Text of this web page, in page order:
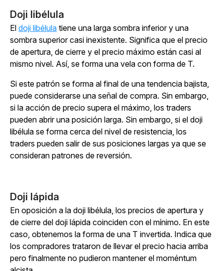
Doji libélula
El doji libélula tiene una larga sombra inferior y una
sombra superior casi inexistente. Significa que el precio
de apertura, de cierre y el precio máximo están casi al
mismo nivel. Así, se forma una vela con forma de T.
Si este patrón se forma al final de una tendencia bajista,
puede considerarse una señal de compra. Sin embargo,
si la acción de precio supera el máximo, los traders
pueden abrir una posición larga. Sin embargo, si el doji
libélula se forma cerca del nivel de resistencia, los
traders pueden salir de sus posiciones largas ya que se
consideran patrones de reversión.
Doji lápida
En oposición a la doji libélula, los precios de apertura y
de cierre del doji lápida coinciden con el mínimo. En este
caso, obtenemos la forma de una T invertida. Indica que
los compradores trataron de llevar el precio hacia arriba
pero finalmente no pudieron mantener el moméntum